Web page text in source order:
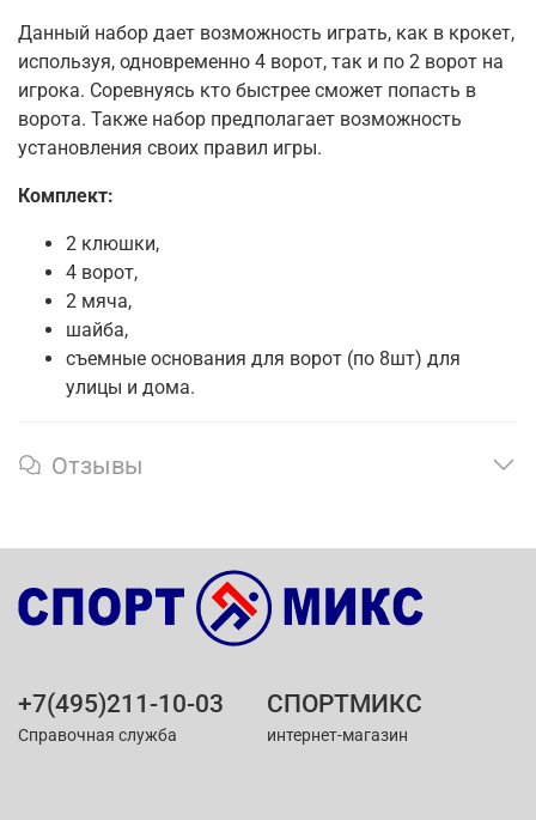
Данный набор дает возможность играть, как в крокет,
используя, одновременно 4 ворот, так и по 2 ворот на
игрока. Соревнуясь кто быстрее сможет попасть в
ворота. Также набор предполагает возможность
установления своих правил игры.
Комплект:
2 клюшки,
4 ворот,
2 мяча,
шайба,
съемные основания для ворот (по 8шт) для
улицы и дома.
Отзывы
+7(495)211-10-03
Справочная служба
СПОРТМИКС
интернет-магазин